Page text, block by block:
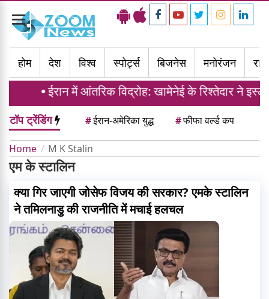
Toggle
navigation
होम
देश विश्व स्पोर्ट्स बिजनेस मनोरंजन
ईरान में आंतरिक विद्रोह: खामेनेई के रिश्तेदार ने
टॉप ट्रेंडिंग #ईरान-अमेरिका युद्ध #फीफा वर्ल्ड कप
Home M K Stalin
एम के स्टालिन
क्या गिर जाएगी जोसेफ विजय की सरकार? एमके स्टालिन
ने तमिलनाडु की राजनीति में मचाई हलचल